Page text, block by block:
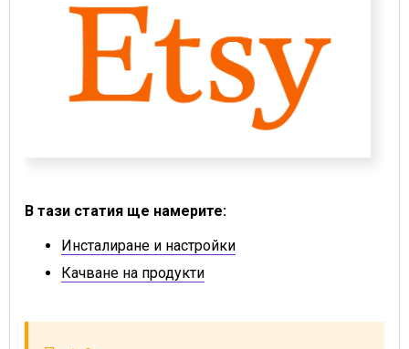
В тази статия ще намерите:
Инсталиране и настройки
Качване на продукти